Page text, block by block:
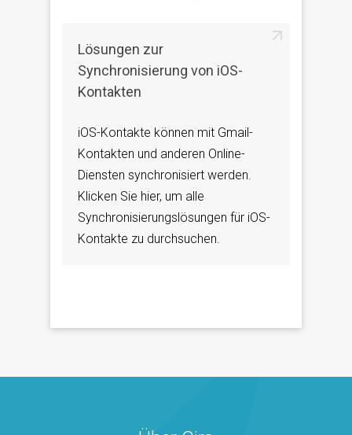
Lösungen zur
Synchronisierung von iOS-
Kontakten
iOS-Kontakte können mit Gmail-
Kontakten und anderen Online-
Diensten synchronisiert werden.
Klicken Sie hier, um alle
Synchronisierungslösungen für iOS-
Kontakte zu durchsuchen.